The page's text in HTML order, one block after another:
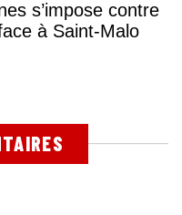
s’impose contre
à Saint-Malo